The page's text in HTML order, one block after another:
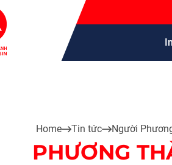
Home Tin tức Người
PHƯƠNG